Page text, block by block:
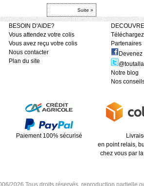
Suite »
BESOIN D'AIDE?
Vous attendez votre colis
Vous avez reçu votre colis
Nous contacter
Plan du site
Partenaires
Notre blog
Nos
Paiement 100% sécurisé
en point relais,
chez vous par